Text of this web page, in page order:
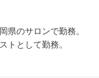
県のサロンで勤務。
トとして勤務。